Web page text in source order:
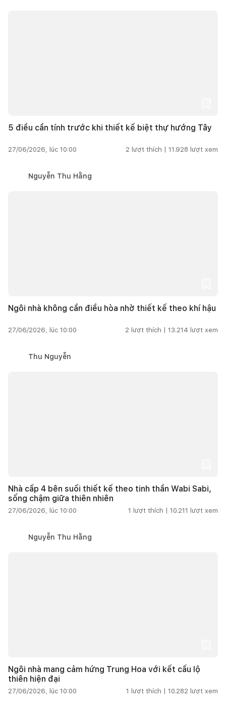
5 điều cần tính trước khi thiết kế biệt thự hướng Tây
27/06/2026, lúc 10:00 2 lượt thích | 11.928 lượt xem
Nguyễn Thu Hằng
Ngôi nhà không cần điều hòa nhờ thiết kế theo khí hậu
27/06/2026, lúc 10:00 2 lượt thích | 13.214 lượt xem
Thu Nguyễn
Nhà cấp 4 bên suối thiết kế theo tinh thần Wabi Sabi,
sống chậm giữa thiên nhiên
27/06/2026, lúc 10:00 1 lượt thích | 10.211 lượt xem
Nguyễn Thu Hằng
Ngôi nhà mang cảm hứng Trung Hoa với kết cấu lộ
thiên hiện đại
27/06/2026, lúc 10:00 1 lượt thích | 10.282 lượt xem